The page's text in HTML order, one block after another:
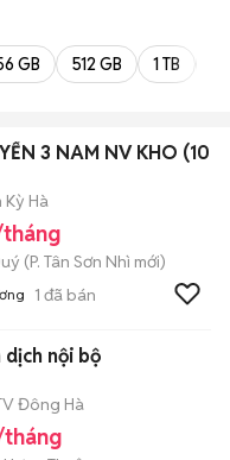
GB 512 GB 1 TB
3 NAM NV KHO (10
Kỳ Hà
(P. Tân Sơn Nhì mới)
1 đã bán
nội bộ
Đông Hà